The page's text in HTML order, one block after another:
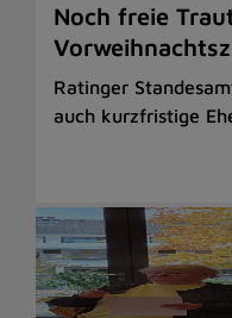
Noch freie
Ratinger
auch kurzfristige